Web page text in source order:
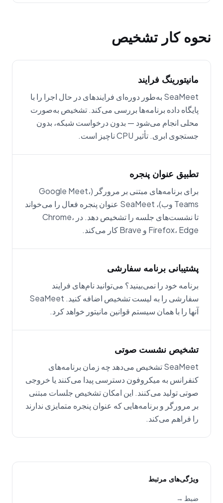
نحوه کار تشخیص
مانیتورینگ فرایند
SeaMeet به‌طور دوره‌ای فرایندهای در حال اجرا را با
پایگاه داده برنامه‌ها بررسی می‌کند. تشخیص به‌صورت
محلی انجام می‌شود — بدون درخواست شبکه، بدون
جستجوی ابری. تأثیر CPU ناچیز است.
تطبیق عنوان پنجره
برای برنامه‌های مبتنی بر مرورگر (Google Meet،
Teams وب)، SeaMeet عنوان پنجره فعال را می‌خواند
تا نشست‌های جلسه را تشخیص دهد. در Chrome،
Firefox، Edge و Brave کار می‌کند.
پشتیبانی برنامه سفارشی
برنامه خود را نمی‌بینید؟ می‌توانید نام‌های فرایند
سفارشی را به لیست تشخیص اضافه کنید. SeaMeet
آنها را با همان سیستم قوانین مانیتور خواهد کرد.
تشخیص نشست صوتی
SeaMeet تشخیص می‌دهد چه زمان برنامه‌های
کنفرانس به میکروفون دسترسی پیدا می‌کنند یا خروجی
صوتی تولید می‌کنند. این امکان تشخیص جلسات مبتنی
بر مرورگر و برنامه‌هایی که عنوان پنجره متمایزی ندارند
را فراهم می‌کند.
ویژگی‌های مرتبط
ضبط →